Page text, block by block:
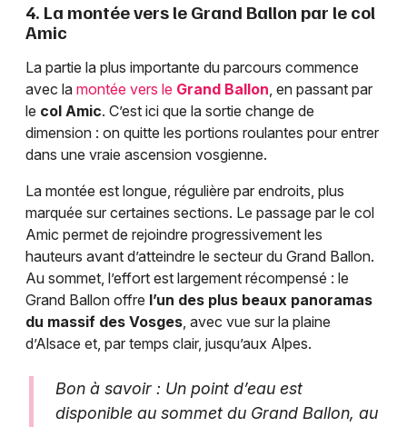
4. La montée vers le Grand Ballon par le col
Amic
La partie la plus importante du parcours commence
avec la montée vers le Grand Ballon, en passant par
le col Amic. C’est ici que la sortie change de
dimension : on quitte les portions roulantes pour entrer
dans une vraie ascension vosgienne.
La montée est longue, régulière par endroits, plus
marquée sur certaines sections. Le passage par le col
Amic permet de rejoindre progressivement les
hauteurs avant d’atteindre le secteur du Grand Ballon.
Au sommet, l’effort est largement récompensé : le
Grand Ballon offre l’un des plus beaux panoramas
du massif des Vosges, avec vue sur la plaine
d’Alsace et, par temps clair, jusqu’aux Alpes.
Bon à savoir : Un point d’eau est
disponible au sommet du Grand Ballon, au